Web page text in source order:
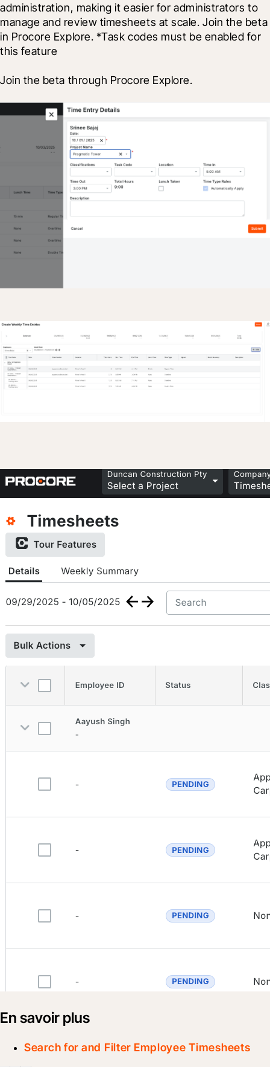
administration, making it easier for administrators to
manage and review timesheets at scale. Join the beta
in Procore Explore. *Task codes must be enabled for
this feature
Join the beta through Procore Explore.
En savoir plus
Search for and Filter Employee Timesheets